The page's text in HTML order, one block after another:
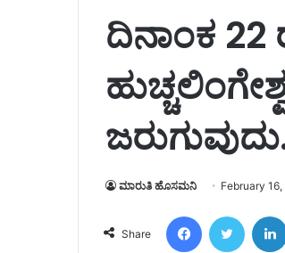
ದಿನಾಂಕ 22
ಮಾರುತಿ ಹೊಸಮನಿ February
Share
FacebookTwitter